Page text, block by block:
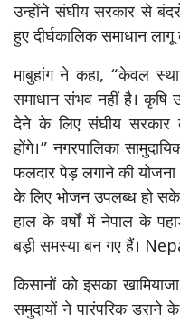
उन्होंने संघीय सरकार से
हुए दीर्घकालिक समाधान
माबुहांग ने कहा, “केवल
समाधान संभव नहीं है। कृषि
देने के लिए संघीय सरकार
होंगे।” नगरपालिका
फलदार पेड़ लगाने की योजना
के लिए भोजन उपलब्ध हो
हाल के वर्षों में नेपाल के
बड़ी समस्या बन गए हैं।
किसानों को इसका
समुदायों ने पारंपरिक